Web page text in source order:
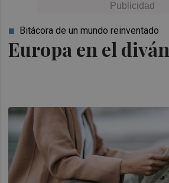
Europa en el diván
Bitácora de un mundo reinventado